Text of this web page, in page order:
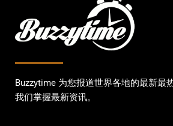
Buzzytime 为您报道世界各地的最新最
我们掌握最新资讯。